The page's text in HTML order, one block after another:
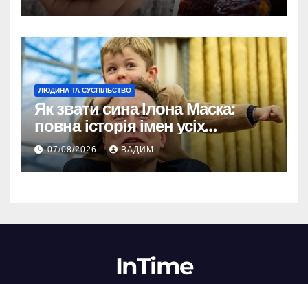
ЛЮДИНА ТА СУСПІЛЬСТВО
Як звати сина Ілона Маска:
повна історія імен усіх
хлопчиків мільярдера
07/08/2026 ВАДИМ
InTime